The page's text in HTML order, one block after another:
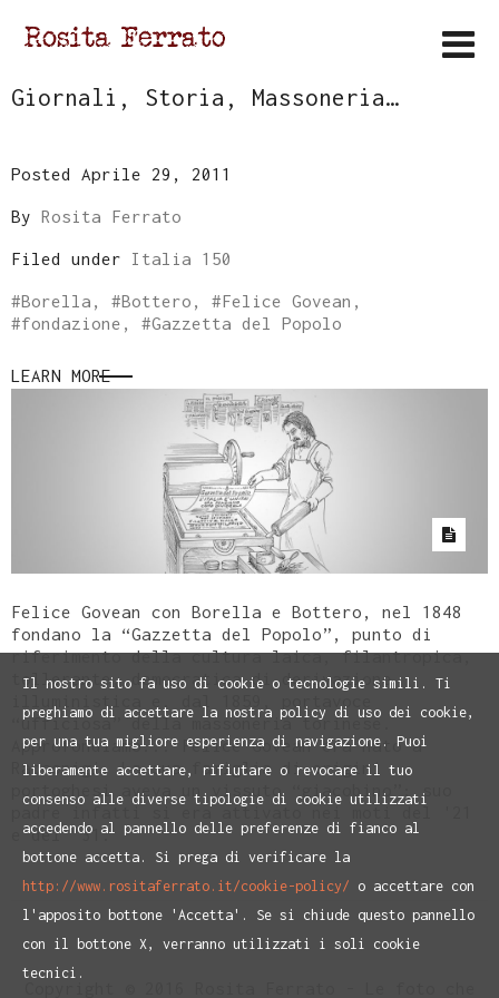
Giornali, Storia, Massoneria…
Posted Aprile 29, 2011
By Rosita Ferrato
Filed under Italia 150
#Borella , #Bottero , #Felice Govean ,
#fondazione , #Gazzetta del Popolo
LEARN MORE
Felice Govean con Borella e Bottero, nel 1848
fondano la “Gazzetta del Popolo”, punto di
riferimento della cultura laica, filantropica,
tollerante, democratica di derivazione
“ufficiosa” della massoneria torinese.
Approfondiamo... Felice Govean era nato a
Racconigi. La sua famiglia di origini
portoghesi aveva un vissuto “giacobino”: suo
padre infatti si era attivato nei moti del '21
e del '31.
Il nostro sito fa uso di cookie o tecnologie simili. Ti
preghiamo di accettare la nostra policy di uso dei cookie,
per una tua migliore esperienza di navigazione. Puoi
liberamente accettare, rifiutare o revocare il tuo
consenso alle diverse tipologie di cookie utilizzati
accedendo al pannello delle preferenze di fianco al
bottone accetta. Si prega di verificare la
http://www.rositaferrato.it/cookie-policy/ o accettare con
l'apposito bottone 'Accetta'. Se si chiude questo pannello
con il bottone X, verranno utilizzati i soli cookie
tecnici.